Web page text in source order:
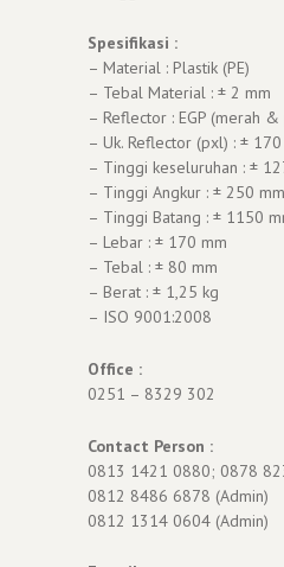
Spesifikasi :
– Material : Plastik (PE)
– Tebal Material : ± 2 mm
– Reflector : EGP (merah &
– Uk. Reflector (pxl) : ±
– Tinggi keseluruhan : ±
– Tinggi Angkur : ± 250 mm
– Tinggi Batang : ± 1150
– Lebar : ± 170 mm
– Tebal : ± 80 mm
– Berat : ± 1,25 kg
– ISO 9001:2008
Office :
0251 – 8329 302
Contact Person :
0813 1421 0880; 0878
0812 8486 6878 (Admin)
0812 1314 0604 (Admin)